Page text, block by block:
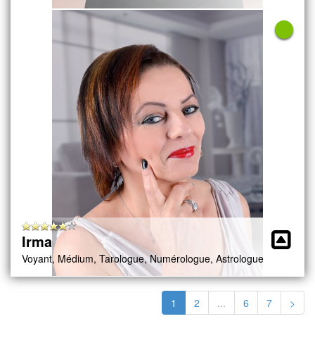
Irma
Voyant, Médium, Tarologue, Numérologue, Astrologue
1 2 ... 6 7 >